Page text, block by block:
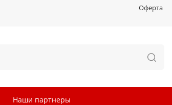
Оферта
Наши партнеры